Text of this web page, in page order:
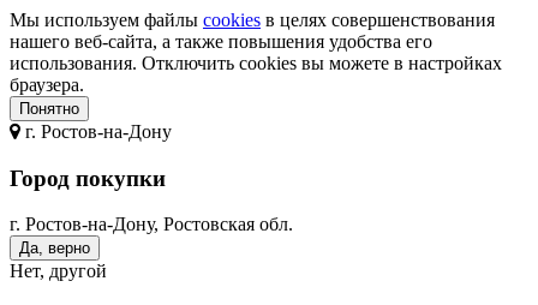
Мы используем файлы cookies в целях совершенствования
нашего веб-сайта, а также повышения удобства его
использования. Отключить cookies вы можете в настройках
браузера.
Понятно
г. Ростов-на-Дону
Город покупки
г. Ростов-на-Дону, Ростовская обл.
Да, верно
Нет, другой